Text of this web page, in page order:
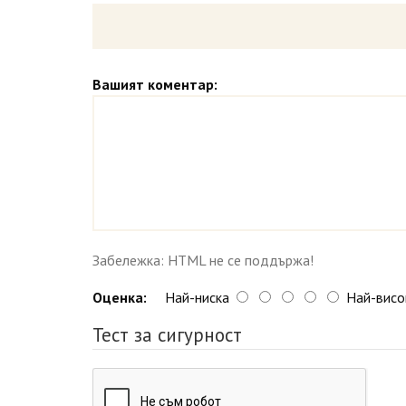
Вашият коментар:
Забележка: HTML не се поддържа!
Оценка: Най-ниска Най-
Тест за сигурност